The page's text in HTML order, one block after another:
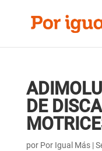
contenido
navegación
DE
por Por Igual Más|